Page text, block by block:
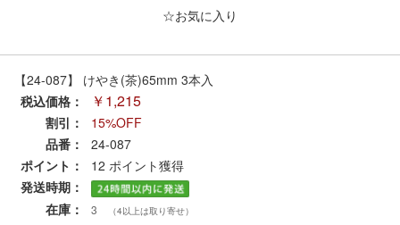
中国・四国
お役立ち情報
鉄道模型の情報
☆お気に入り
【24-087】 けやき(茶)65mm 3本入
税込価格：
￥1,215
割引：
15%OFF
品番：
24-087
ポイント：
12 ポイント獲得
発送時期：
在庫：
3 （4以上は取り寄せ）